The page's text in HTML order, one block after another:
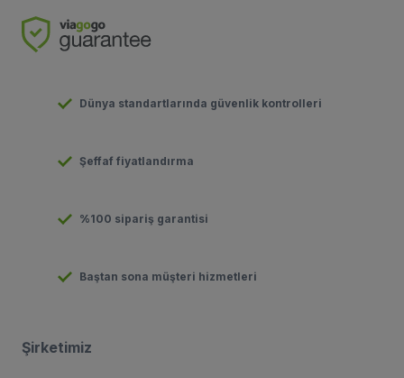
Dünya standartlarında güvenlik kontrolleri
Şeffaf fiyatlandırma
%100 sipariş garantisi
Baştan sona müşteri hizmetleri
Şirketimiz